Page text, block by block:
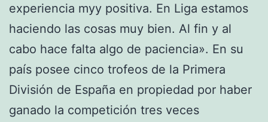
experiencia myy positiva. En Liga estamos
haciendo las cosas muy bien. Al fin y al
cabo hace falta algo de paciencia». En su
país posee cinco trofeos de la Primera
División de España en propiedad por haber
ganado la competición tres veces